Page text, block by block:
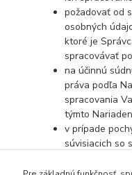
požadovať od
osobných
ktoré je
spracovávať
na účinnú
práva podľa
spracovania
týmto
v prípade
súvisiacich so